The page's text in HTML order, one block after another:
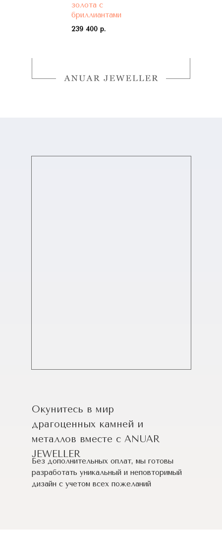
золота с
бриллиантами
239 400 р.
Окунитесь в мир
драгоценных камней и
металлов вместе с ANUAR
JEWELLER
Без дополнительных оплат, мы готовы
разработать уникальный и неповторимый
дизайн c учетом всех пожеланий